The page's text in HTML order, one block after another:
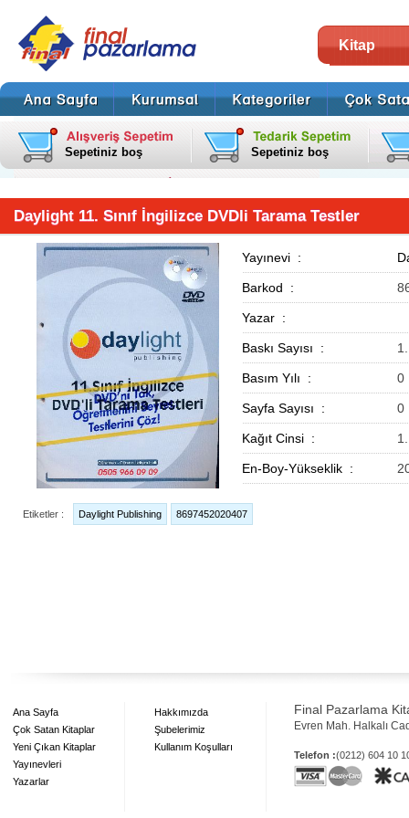
Kitap
Sepetiniz boş Sepetiniz boş
Daylight 11. Sınıf İngilizce DVDli Tarama Testler
Yayınevi :
Barkod :
Yazar :
Baskı Sayısı :
Basım Yılı : 0
Sayfa Sayısı : 0
Kağıt Cinsi :
En-Boy-Yükseklik :
Etiketler : Daylight Publishing 8697452020407
Ana Sayfa
Çok Satan Kitaplar
Yeni Çıkan Kitaplar
Yayınevleri
Yazarlar
Hakkımızda
Şubelerimiz
Kullanım Koşulları
Final Pazarlama
Evren Mah. Halkalı
Telefon :(0212) 604 10